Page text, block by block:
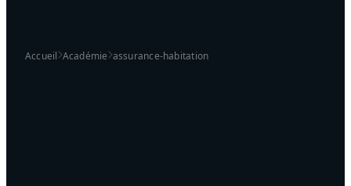
Accueil Académie assurance-habitation